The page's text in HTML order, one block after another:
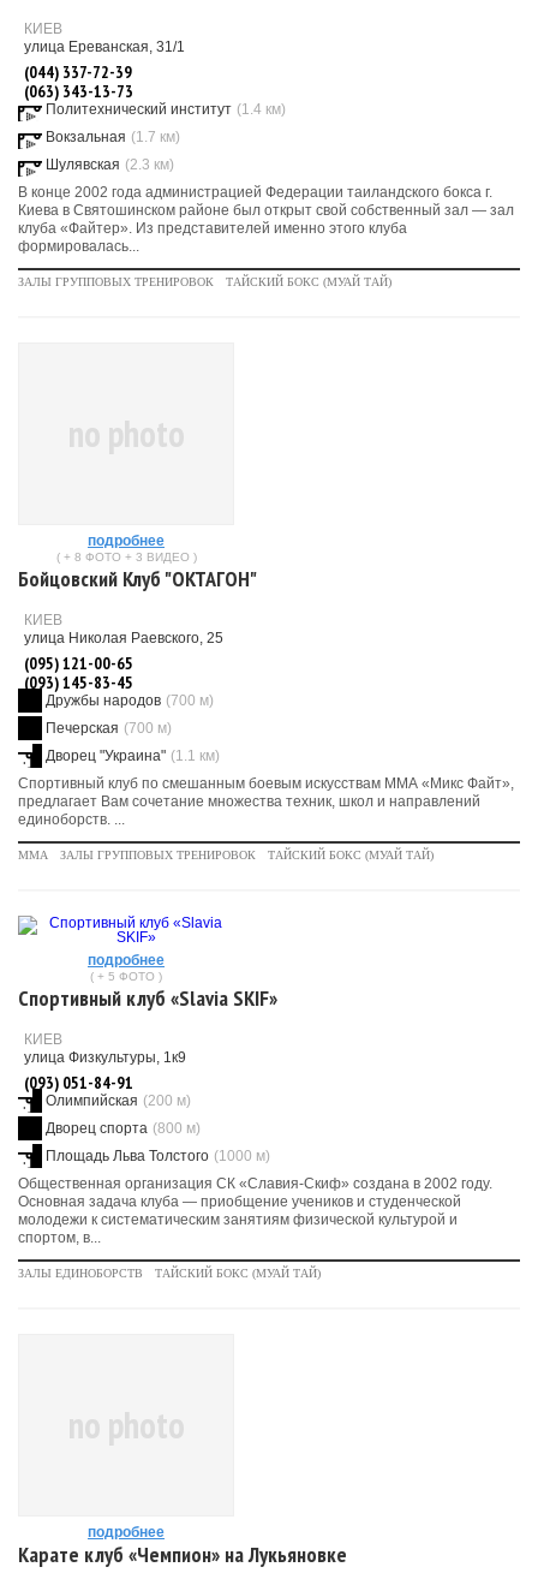
КИЕВ
улица Ереванская, 31/1
(044) 337-72-39
(063) 343-13-73
Политехнический институт (1.4 км)
Вокзальная (1.7 км)
Шулявская (2.3 км)
В конце 2002 года администрацией Федерации таиландского бокса г.
Киева в Святошинском районе был открыт свой собственный зал — зал
клуба «Файтер». Из представителей именно этого клуба
формировалась...
ЗАЛЫ ГРУППОВЫХ ТРЕНИРОВОК ТАЙСКИЙ БОКС (МУАЙ ТАЙ)
no photo
подробнее
( + 8 ФОТО + 3 ВИДЕО )
Бойцовский Клуб "ОКТАГОН"
КИЕВ
улица Николая Раевского, 25
(095) 121-00-65
(093) 145-83-45
Дружбы народов (700 м)
Печерская (700 м)
Дворец "Украина" (1.1 км)
Спортивный клуб по смешанным боевым искусствам ММА «Микс Файт»,
предлагает Вам сочетание множества техник, школ и направлений
единоборств. ...
MMA ЗАЛЫ ГРУППОВЫХ ТРЕНИРОВОК ТАЙСКИЙ БОКС (МУАЙ ТАЙ)
подробнее
( + 5 ФОТО )
Спортивный клуб «Slavia SKIF»
КИЕВ
улица Физкультуры, 1к9
(093) 051-84-91
Олимпийская (200 м)
Дворец спорта (800 м)
Площадь Льва Толстого (1000 м)
Общественная организация СК «Славия-Скиф» создана в 2002 году.
Основная задача клуба — приобщение учеников и студенческой
молодежи к систематическим занятиям физической культурой и
спортом, в...
ЗАЛЫ ЕДИНОБОРСТВ ТАЙСКИЙ БОКС (МУАЙ ТАЙ)
no photo
подробнее
Карате клуб «Чемпион» на Лукьяновке